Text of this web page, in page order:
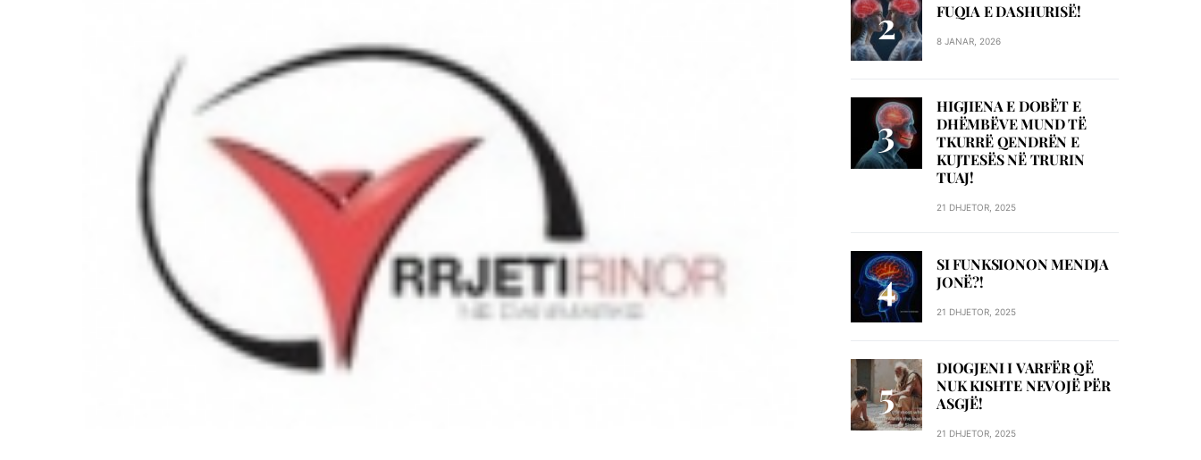
FUQIA E DASHURISË!
8 JANAR, 2026
HIGJIENA E DOBËT E
DHËMBËVE MUND TË
TKURRË QENDRËN E
KUJTESËS NË TRURIN
TUAJ!
21 DHJETOR, 2025
SI FUNKSIONON MENDJA
JONË?!
21 DHJETOR, 2025
DIOGJENI I VARFËR QË
NUK KISHTE NEVOJË PËR
ASGJË!
21 DHJETOR, 2025